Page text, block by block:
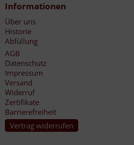
Informationen
Über uns
Historie
Abfüllung
AGB
Datenschutz
Impressum
Versand
Widerruf
Zertifikate
Barrierefreiheit
Vertrag widerrufen